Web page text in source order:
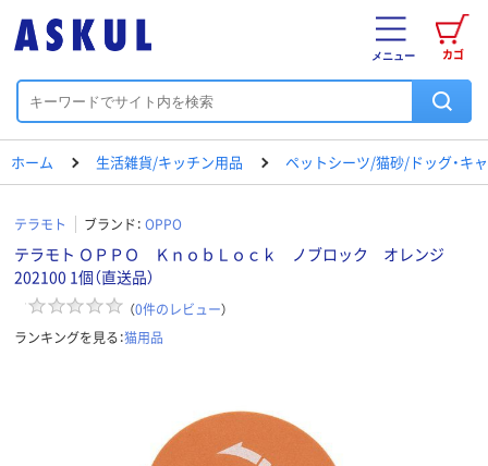
カゴ
メニュー
ホーム 生活雑貨/キッチン用品 ペットシーツ/猫砂/ドッグ・キ
テラモト ブランド： OPPO
テラモト ＯＰＰＯ ＫｎｏｂＬｏｃｋ ノブロック オレンジ
202100 1個（直送品）
（0件のレビュー）
ランキングを見る：猫用品